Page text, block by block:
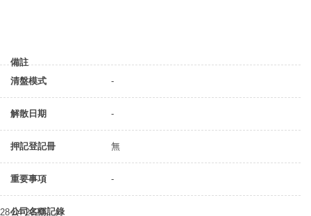
備註
清盤模式
-
解散日期 -
押記登記冊 無
重要事項 -
公司名稱記錄
28-04-2020